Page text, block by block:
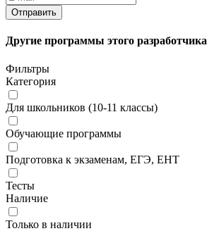
Другие программы этого разработчика
Фильтры
Категория
Для школьников (10-11 классы)
Обучающие программы
Подготовка к экзаменам, ЕГЭ, ЕНТ
Тесты
Наличие
Только в наличии